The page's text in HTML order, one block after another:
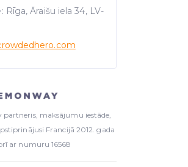
Rīga, Āraišu iela 34, LV-
partneris, maksājumu iestāde,
Francijā 2012. gada
ar numuru 16568